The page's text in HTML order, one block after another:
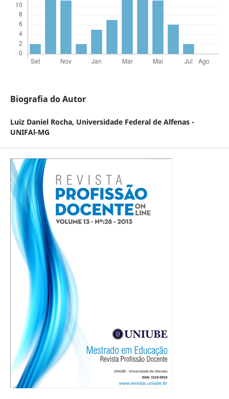
Biografia do Autor
Luiz Daniel Rocha, Universidade Federal de Alfenas -
UNIFAl-MG